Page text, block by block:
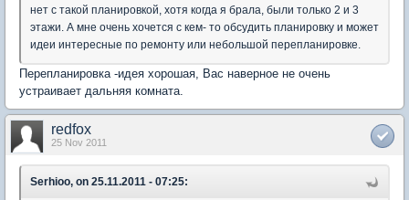
нет с такой планировкой, хотя когда я брала, были только 2 и 3
этажи. А мне очень хочется с кем- то обсудить планировку и может
идеи интересные по ремонту или небольшой перепланировке.
Перепланировка -идея хорошая, Вас наверное не очень
устраивает дальняя комната.
redfox
25 Nov 2011
Serhioo, on 25.11.2011 - 07:25: